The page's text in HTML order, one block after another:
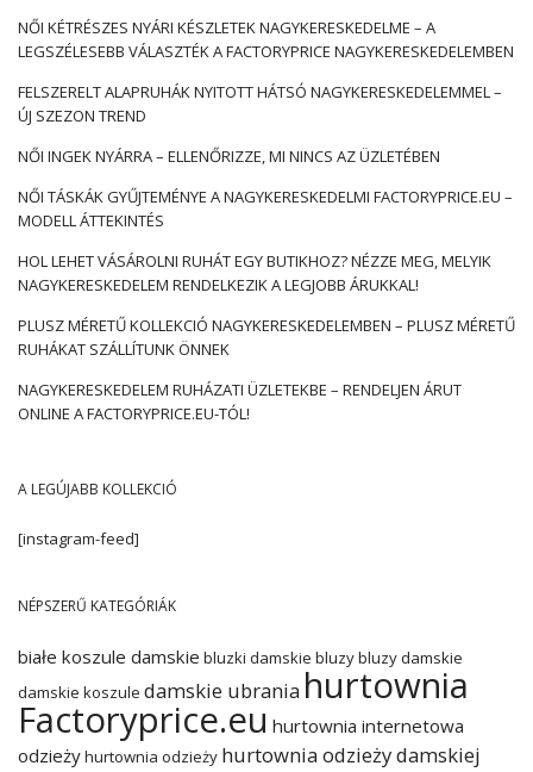
NŐI KÉTRÉSZES NYÁRI KÉSZLETEK NAGYKERESKEDELME – A
LEGSZÉLESEBB VÁLASZTÉK A FACTORYPRICE NAGYKERESKEDELEMBEN
FELSZERELT ALAPRUHÁK NYITOTT HÁTSÓ NAGYKERESKEDELEMMEL –
ÚJ SZEZON TREND
NŐI INGEK NYÁRRA – ELLENŐRIZZE, MI NINCS AZ ÜZLETÉBEN
NŐI TÁSKÁK GYŰJTEMÉNYE A NAGYKERESKEDELMI FACTORYPRICE.EU –
MODELL ÁTTEKINTÉS
HOL LEHET VÁSÁROLNI RUHÁT EGY BUTIKHOZ? NÉZZE MEG, MELYIK
NAGYKERESKEDELEM RENDELKEZIK A LEGJOBB ÁRUKKAL!
PLUSZ MÉRETŰ KOLLEKCIÓ NAGYKERESKEDELEMBEN – PLUSZ MÉRETŰ
RUHÁKAT SZÁLLÍTUNK ÖNNEK
NAGYKERESKEDELEM RUHÁZATI ÜZLETEKBE – RENDELJEN ÁRUT
ONLINE A FACTORYPRICE.EU-TÓL!
A LEGÚJABB KOLLEKCIÓ
[instagram-feed]
NÉPSZERŰ KATEGÓRIÁK
białe koszule damskie bluzki damskie bluzybluzy damskie
damskie koszule damskie ubrania hurtownia
Factoryprice.eu hurtownia internetowa
odzieżyhurtownia odzieży hurtownia odzieży damskiej